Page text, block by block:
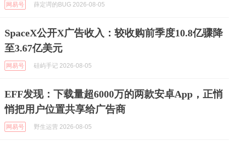
网易号 薛定谔的BUG 2026-08-05
SpaceX公开X广告收入：较收购前季度10.8亿骤降
至3.67亿美元
网易号 硅屿手记 2026-08-05
EFF发现：下载量超6000万的两款安卓App，正悄
悄把用户位置共享给广告商
网易号 野生运营 2026-08-05